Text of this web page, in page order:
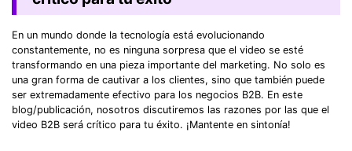
En un mundo donde la tecnología está evolucionando
constantemente, no es ninguna sorpresa que el video se esté
transformando en una pieza importante del marketing. No solo es
una gran forma de cautivar a los clientes, sino que también puede
ser extremadamente efectivo para los negocios B2B. En este
blog/publicación, nosotros discutiremos las razones por las que el
video B2B será crítico para tu éxito. ¡Mantente en sintonía!